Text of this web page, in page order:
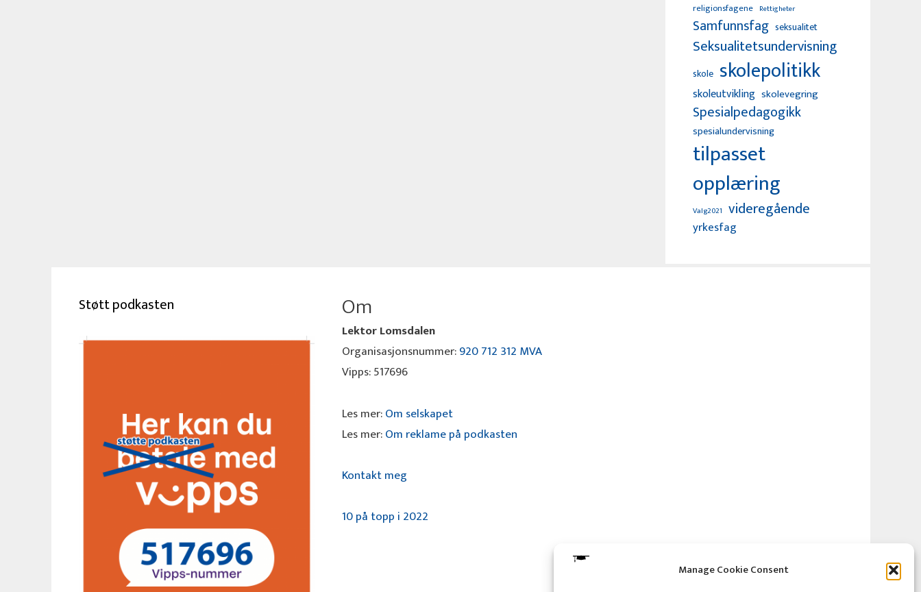
Manage Cookie Consent
religionsfagene Rettigheter
Samfunnsfag seksualitet
Seksualitetsundervisning
skole skolepolitikk
skoleutvikling skolevegring
Spesialpedagogikk
spesialundervisning
tilpasset
opplæring
Valg2021 videregående
yrkesfag
Støtt podkasten Om
Lektor Lomsdalen
Organisasjonsnummer:920 712 312 MVA
Vipps: 517696
Les mer:Om selskapet
Les mer:Om reklame på podkasten
Kontakt meg
10 på topp i 2022